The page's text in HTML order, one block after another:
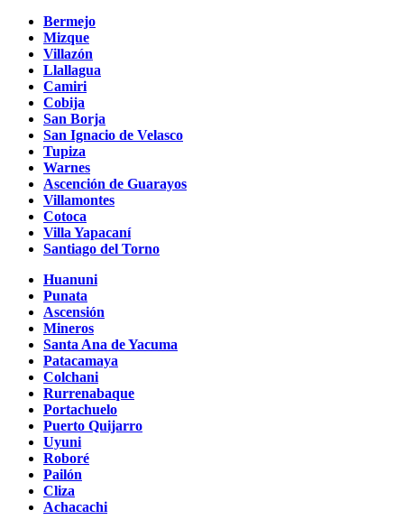
Bermejo
Mizque
Villazón
Llallagua
Camiri
Cobija
San Borja
San Ignacio de Velasco
Tupiza
Warnes
Ascención de Guarayos
Villamontes
Cotoca
Villa Yapacaní
Santiago del Torno
Huanuni
Punata
Ascensión
Mineros
Santa Ana de Yacuma
Patacamaya
Colchani
Rurrenabaque
Portachuelo
Puerto Quijarro
Uyuni
Roboré
Pailón
Cliza
Achacachi